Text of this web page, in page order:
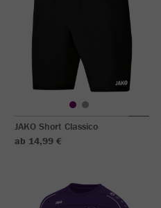
JAKO Short Classico
ab 14,99 €